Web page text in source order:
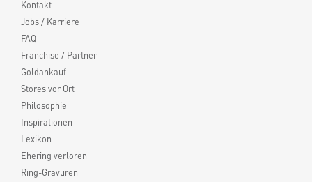
Kontakt
Jobs / Karriere
FAQ
Franchise / Partner
Goldankauf
Stores vor Ort
Philosophie
Inspirationen
Lexikon
Ehering verloren
Ring-Gravuren